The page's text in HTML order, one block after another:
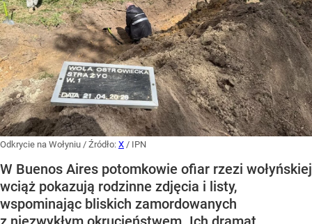
Odkrycie na Wołyniu / Źródło: X / IPN
W Buenos Aires potomkowie ofiar rzezi wołyńskiej
wciąż pokazują rodzinne zdjęcia i listy,
wspominając bliskich zamordowanych